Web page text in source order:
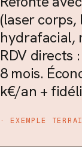
(laser corps,
hydrafacial,
RDV directs
8 mois.
k€/an +
· EXEMPLE